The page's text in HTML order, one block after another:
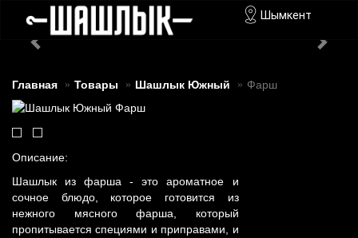
Шымкент
Главная Товары Шашлык Южный Фарш
Описание:
Шашлык из фарша - это ароматное и
сочное блюдо, которое готовится из
нежного мясного фарша, который
пропитывается специями и приправами, и